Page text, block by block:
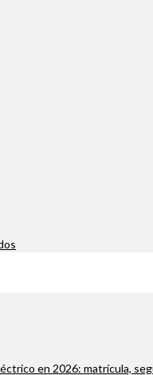
en 2026: matrícula,